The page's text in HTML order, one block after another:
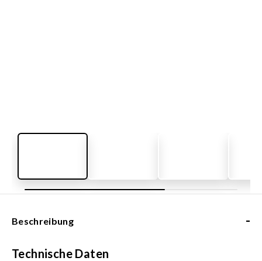
Beschreibung -
Technische Daten